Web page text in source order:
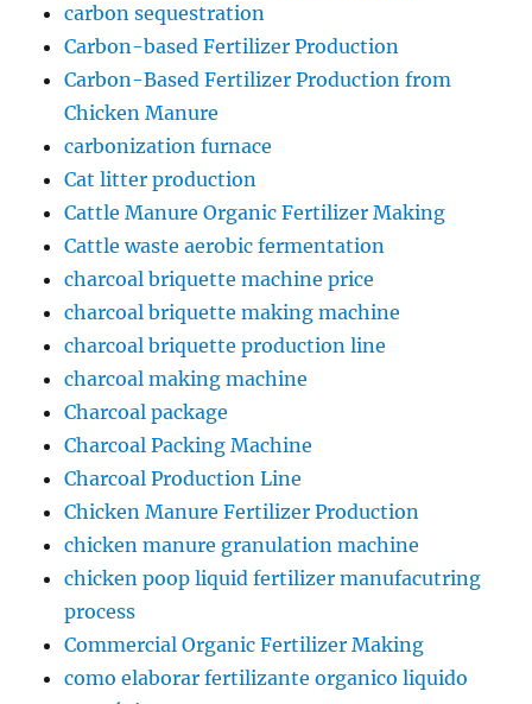
carbon sequestration
Carbon-based Fertilizer Production
Carbon-Based Fertilizer Production from
Chicken Manure
carbonization furnace
Cat litter production
Cattle Manure Organic Fertilizer Making
Cattle waste aerobic fermentation
charcoal briquette machine price
charcoal briquette making machine
charcoal briquette production line
charcoal making machine
Charcoal package
Charcoal Packing Machine
Charcoal Production Line
Chicken Manure Fertilizer Production
chicken manure granulation machine
chicken poop liquid fertilizer manufacutring
process
Commercial Organic Fertilizer Making
como elaborar fertilizante organico liquido